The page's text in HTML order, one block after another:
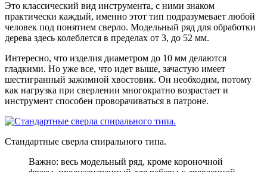
Это классический вид инструмента, с ними знаком
практически каждый, именно этот тип подразумевает любой
человек под понятием сверло. Модельный ряд для обработки
дерева здесь колеблется в пределах от 3, до 52 мм.
Интересно, что изделия диаметром до 10 мм делаются
гладкими. Но уже все, что идет выше, зачастую имеет
шестигранный зажимной хвостовик. Он необходим, потому
как нагрузка при сверлении многократно возрастает и
инструмент способен проворачиваться в патроне.
Стандартные сверла спирального типа.
Важно: весь модельный ряд, кроме короночной